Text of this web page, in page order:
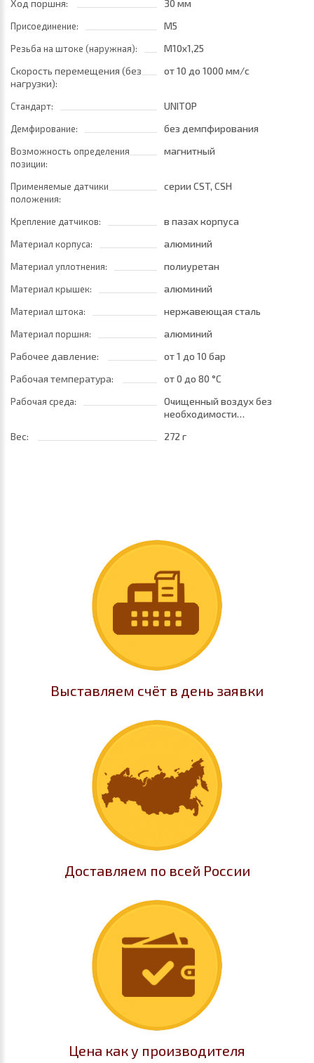
Ход поршня: 30 мм
Присоединение: M5
Резьба на штоке (наружная):
M10x1,25
Скорость перемещения (без
нагрузки):
от 10 до 1000 мм/с
Стандарт: UNITOP
Демфирование: без демпфирования
Возможность определения
позиции:
магнитный
Применяемые датчики
положения:
серии CST, CSH
Крепление датчиков: в пазах корпуса
Материал корпуса: алюминий
Материал уплотнения: полиуретан
Материал крышек: алюминий
Материал штока: нержавеющая сталь
Материал поршня:
алюминий
Рабочее давление:
от 1 до 10 бар
Рабочая температура:
от 0 до 80 °C
Рабочая среда:
Очищенный воздух без
необходимости
установка центробежного
Вес: 272 г
Выставляем счёт в день заявки
Доставляем по всей России
Цена как у производителя